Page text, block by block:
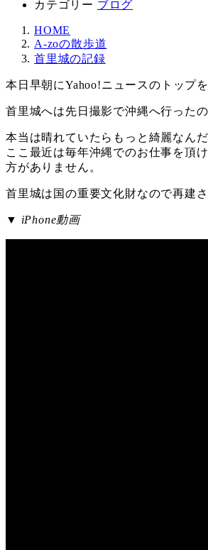
カテゴリー ブログ
HOME
A-zoの散歩道
首里城の記録
本日早朝にYahoo!ニュースのトップ
首里城へは先日撮影で沖縄へ行った
本当は晴れていたらもっと綺麗なん
ここ最近は毎年沖縄でのお仕事を頂
方がありません。
首里城は国の重要文化財なので再建
▼ iPhone動画